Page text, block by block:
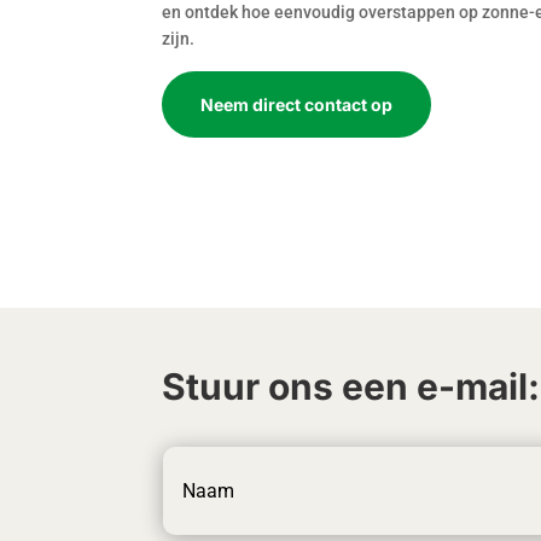
en ontdek hoe eenvoudig overstappen op zonne-
zijn.
Neem direct contact op
Stuur ons een e-mail: